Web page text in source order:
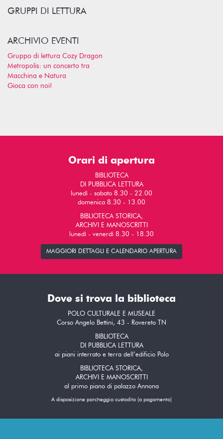
GRUPPI DI LETTURA
ARCHIVIO EVENTI
Gruppo di lettura Cozy Dragon
Metropolis: un concerto tra
Macchina e Natura
Gioca con noi!
Orari di apertura
BIBLIOTECA
DI PUBBLICA LETTURA
lunedì - sabato 8.30 - 22.00
domenica 8.30 - 13.00
BIBLIOTECA STORICA,
ARCHIVI E MANOSCRITTI
lunedì - venerdì 8.30 - 18.30
MAGGIORI DETTAGLI E CALENDARIO APERTURA
Dove si trova la biblioteca
POLO CULTURALE E MUSEALE
Corso Angelo Bettini, 43 - Rovereto TN
BIBLIOTECA
DI PUBBLICA LETTURA
ai piani interrato e terra dell’edificio Polo
BIBLIOTECA STORICA,
ARCHIVI E MANOSCRITTI
al primo piano di palazzo Annona
A disposizione parcheggio custodito (a pagamento)